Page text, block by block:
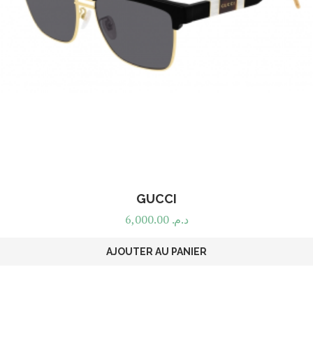
GUCCI
د.م. 6,000.00
AJOUTER AU PANIER